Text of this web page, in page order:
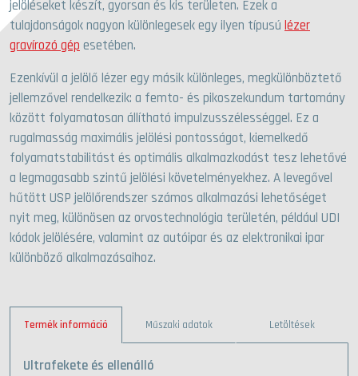
jelöléseket készít, gyorsan és kis területen. Ezek a
tulajdonságok nagyon különlegesek egy ilyen típusú lézer
gravírozó gép esetében.
Ezenkívül a jelölő lézer egy másik különleges, megkülönböztető
jellemzővel rendelkezik: a femto- és pikoszekundum tartomány
között folyamatosan állítható impulzusszélességgel. Ez a
rugalmasság maximális jelölési pontosságot, kiemelkedő
folyamatstabilitást és optimális alkalmazkodást tesz lehetővé
a legmagasabb szintű jelölési követelményekhez. A levegővel
hűtött USP jelölőrendszer számos alkalmazási lehetőséget
nyit meg, különösen az orvostechnológia területén, például UDI
kódok jelölésére, valamint az autóipar és az elektronikai ipar
különböző alkalmazásaihoz.
Termék információ Műszaki adatok Letöltések
Ultrafekete és ellenálló